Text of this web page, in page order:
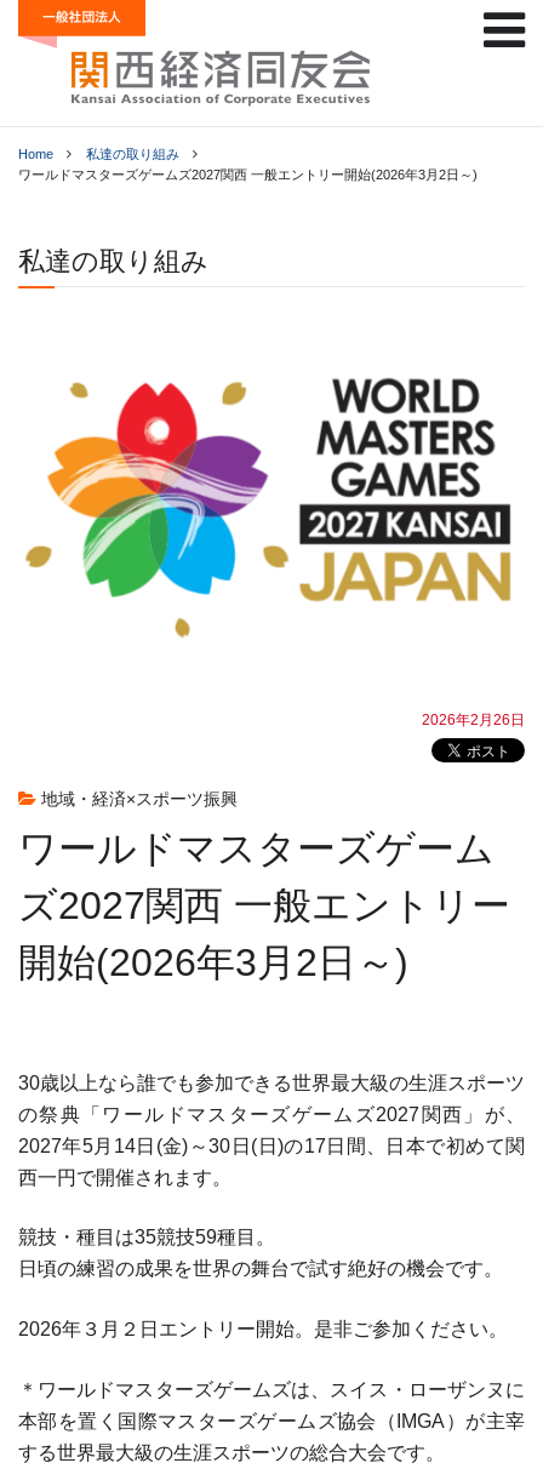
Home
私達の取り組み
ワールドマスターズゲームズ2027関西 一般エントリー開始(2026年3月2日～)
私達の取り組み
2026年2月26日
地域・経済×スポーツ振興
ワールドマスターズゲーム
ズ2027関西 一般エントリー
開始(2026年3月2日～)
30歳以上なら誰でも参加できる世界最大級の生涯スポーツ
の祭典「ワールドマスターズゲームズ2027関西」が、
2027年5月14日(金)～30日(日)の17日間、日本で初めて関
西一円で開催されます。
競技・種目は35競技59種目。
日頃の練習の成果を世界の舞台で試す絶好の機会です。
2026年３月２日エントリー開始。是非ご参加ください。
＊ワールドマスターズゲームズは、スイス・ローザンヌに
本部を置く国際マスターズゲームズ協会（IMGA）が主宰
する世界最大級の生涯スポーツの総合大会です。